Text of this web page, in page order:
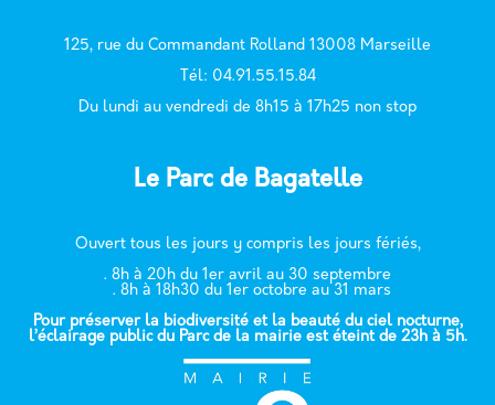
125, rue du Commandant Rolland 13008 Marseille
él: 04.91.55.15.84
Du lundi au vendredi de 8h15 à 17h25 non stop
Le Parc de Bagatelle
Ouvert tous les jours y compris les jours fériés,
. 8h à 20h du 1er avril au 30 septembre
. 8h à 18h30 du 1er octobre au 31 mars
Pour préserver la biodiversité et la beauté du ciel nocturne,
l’éclairage public du Parc de la mairie est éteint de 23h à 5h.